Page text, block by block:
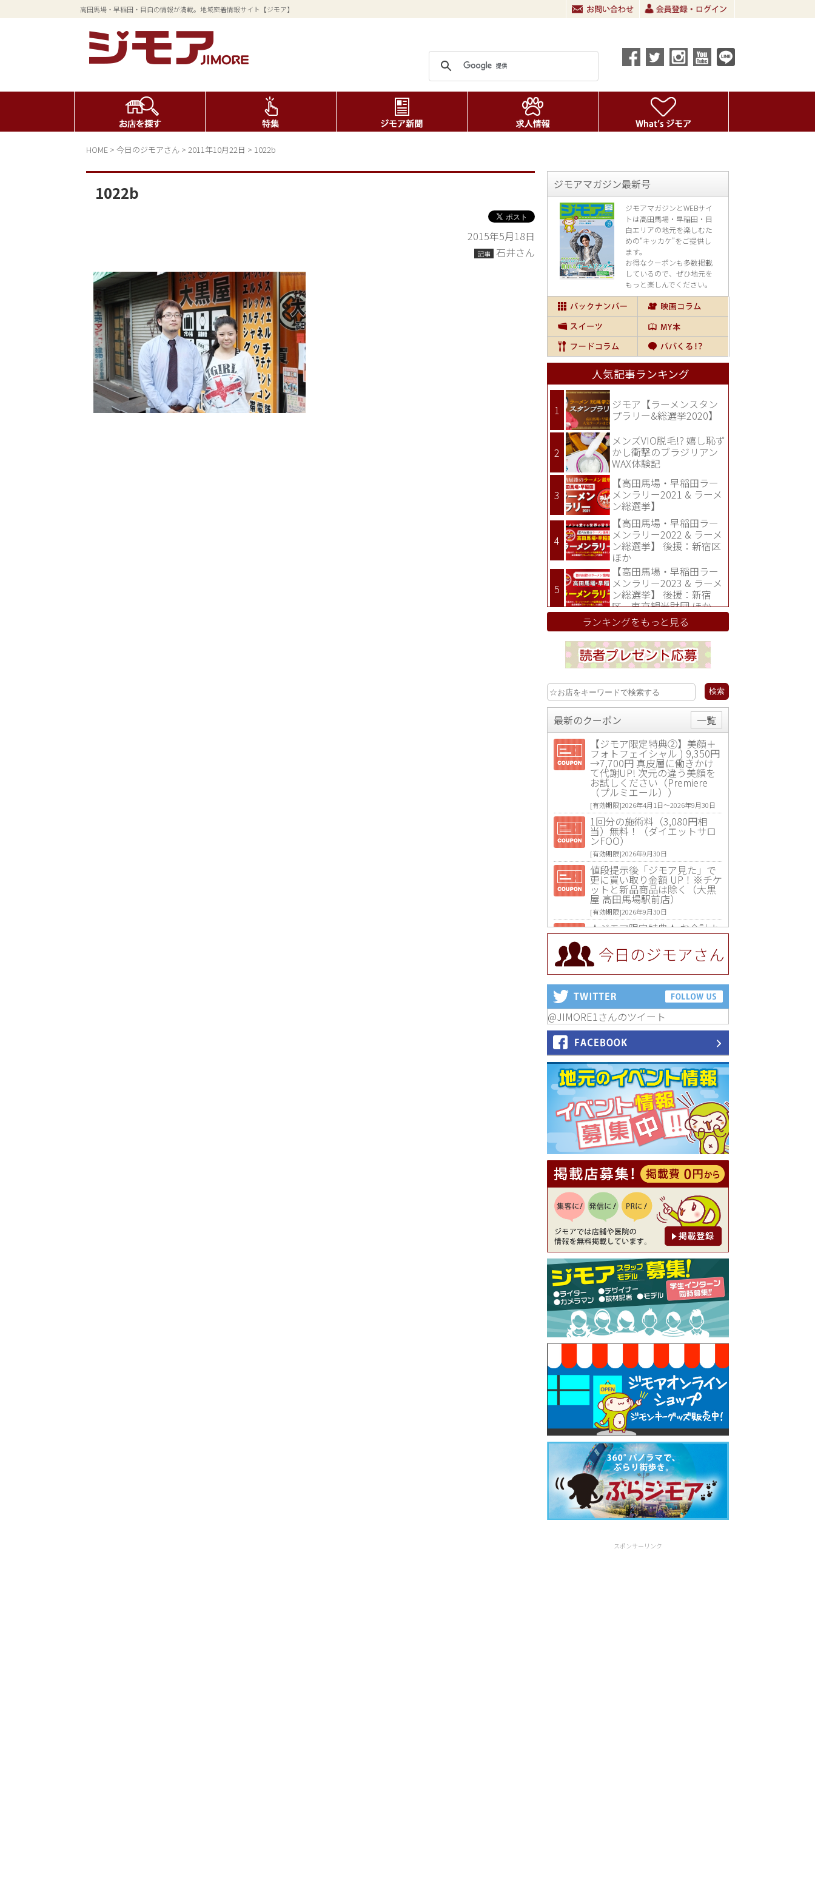
高田馬場・早稲田・目白の情報が満載。地域密着情報サイト【ジモア】
HOME > 今日のジモアさん > 2011年10月22日 > 1022b
1022b
2015年5月18日
記事 石井さん
ジモアマガジン最新号
ジモアマガジンとWEBサイ
トは高田馬場・早稲田・目
白エリアの地元を楽しむた
めの“キッカケ”をご提供し
ます。
お得なクーポンも多数掲載
しているので、 ぜひ地元を
もっと楽しんでください。
人気記事ランキング
ジモア【ラーメンスタン
プラリー&総選挙2020】
メンズVIO脱毛!? 嬉し恥ず
かし衝撃のブラジリアン
WAX体験記
【高田馬場・早稲田ラー
メンラリー2021 & ラーメ
ン総選挙】
【高田馬場・早稲田ラー
メンラリー2022 & ラーメ
ン総選挙】 後援：新宿区
ほか
【高田馬場・早稲田ラー
メンラリー2023 & ラーメ
ン総選挙】 後援：新宿
区、東京観光財団 ほか
ランキングをもっと見る
最新のクーポン
一覧
【ジモア限定特典②】美顔＋
フォトフェイシャル ) 9,350円
→7,700円 真皮層に働きかけ
て代謝UP! 次元の違う美顔を
お試しください（Premiere
（プルミエール））
[有効期限]2026年4月1日〜2026年9月30日
1回分の施術料（3,080円相
当）無料！（ダイエットサロ
ンFOO）
[有効期限]2026年9月30日
値段提示後「ジモア見た」で
更に買い取り金額 UP！※チケ
ットと新品商品は除く（大黒
屋 高田馬場駅前店）
[有効期限]2026年9月30日
★ジモア限定特典★ お会計よ
り全品5％OFF（ナチュラル＆
ハンドメイドショップ［マキ
マキ］）
[有効期限]2026年9月30日まで
【ジモア限定①】初回割引 特
価 VIO脱毛11,000円⇒8,800円
（メンズ専門ワックス脱毛サ
ロン Mickle（ミックル））
【ジモア読者特典2】コース 3,
500円→3,000円（料理5品+2
時間飲み放題）（創作イタリ
アン Pia Cuore（ピアクオー
レ））
[有効期限]2026年9月30日
【ジモア読者特典1】料理全品
20％OFF ※18時以降（創作イ
タリアン Pia Cuore（ピアクオ
ーレ））
[有効期限]2026年9月30日
【ジモア限定②】初回割引 特
価 鼻毛脱毛 半額 2,200円⇒1,1
00円（メンズ専門ワックス脱
毛サロン Mickle（ミック
ル））
[有効期限]2026年9月30日
【ジモア限定特典①】まつ毛
カール 3,850円→ 2,750円（Pr
emiere（プルミエール））
[有効期限]2026年9月30日
焼き餃子 一皿サービス（餃子
酒場たっちゃん 西早稲田
店）
[有効期限]2026年9月30日
今日のジモアさん
@JIMORE1さんのツイート
スポンサーリンク